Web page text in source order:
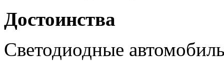
Достоинства
Светодиодные